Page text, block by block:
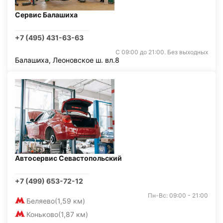
Сервис Балашиха
+7 (495) 431-63-63
С 09:00 до 21:00. Без выходных
Балашиха, Леоновское ш. вл.8
Автосервис Севастопольский
+7 (499) 653-72-12
Беляево(1,59 км)
Коньково(1,87 км)
Пн-Вс: 09:00 - 21:00